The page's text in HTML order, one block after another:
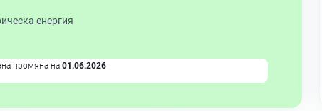
енергия
промяна на 01.06.2026